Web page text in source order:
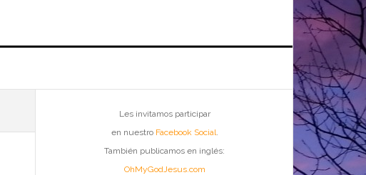
Les invitamos participar
en nuestro Facebook Social.
También publicamos en inglés:
OhMyGodJesus.com